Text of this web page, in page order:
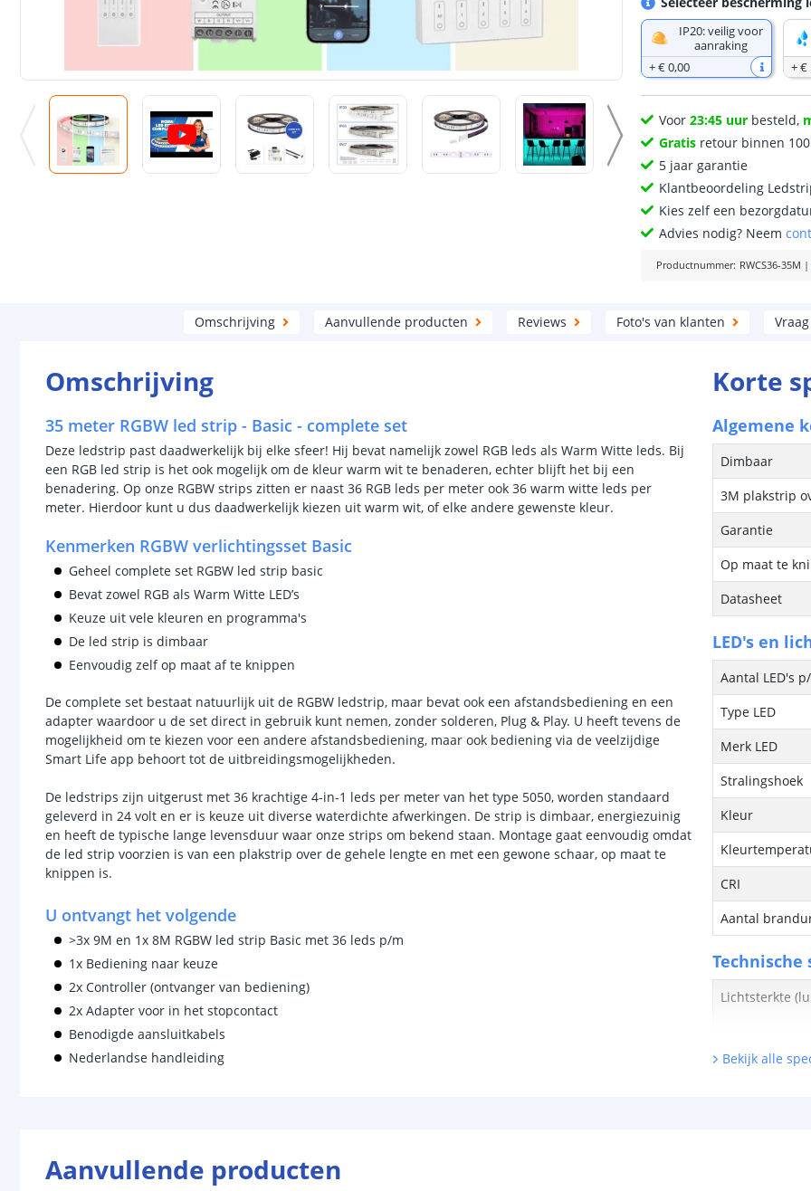
IP20: veilig voor
aanraking
+€ 0,00
+€
Voor23:45 uur besteld,
Gratis retour binnen
5 jaar garantie
Klantbeoordeling
Kies zelf een
Advies nodig? Neem
Productnummer: RWCS36-35M |
Omschrijving Aanvullende producten Reviews Foto's van klanten
Omschrijving
35 meter RGBW led strip - Basic - complete set
Deze ledstrip past daadwerkelijk bij elke sfeer! Hij bevat namelijk zowel RGB leds als Warm Witte leds. Bij
een RGB led strip is het ook mogelijk om de kleur warm wit te benaderen, echter blijft het bij een
benadering. Op onze RGBW strips zitten er naast 36 RGB leds per meter ook 36 warm witte leds per
meter. Hierdoor kunt u dus daadwerkelijk kiezen uit warm wit, of elke andere gewenste kleur.
Kenmerken RGBW verlichtingsset Basic
Geheel complete set RGBW led strip basic
Bevat zowel RGB als Warm Witte LED’s
Keuze uit vele kleuren en programma's
De led strip is dimbaar
Eenvoudig zelf op maat af te knippen
De complete set bestaat natuurlijk uit de RGBW ledstrip, maar bevat ook een afstandsbediening en een
adapter waardoor u de set direct in gebruik kunt nemen, zonder solderen, Plug & Play. U heeft tevens de
mogelijkheid om te kiezen voor een andere afstandsbediening, maar ook bediening via de veelzijdige
Smart Life app behoort tot de uitbreidingsmogelijkheden.
De ledstrips zijn uitgerust met 36 krachtige 4-in-1 leds per meter van het type 5050, worden standaard
geleverd in 24 volt en er is keuze uit diverse waterdichte afwerkingen. De strip is dimbaar, energiezuinig
en heeft de typische lange levensduur waar onze strips om bekend staan. Montage gaat eenvoudig omdat
de led strip voorzien is van een plakstrip over de gehele lengte en met een gewone schaar, op maat te
knippen is.
U ontvangt het volgende
>3x 9M en 1x 8M RGBW led strip Basic met 36 leds p/m
1x Bediening naar keuze
2x Controller (ontvanger van bediening)
2x Adapter voor in het stopcontact
Benodigde aansluitkabels
Nederlandse handleiding
Korte
Algemene
Dimbaar
3M plakstrip
Garantie
Op maat te
Datasheet
LED's en
Aantal LED's
Type LED
Merk LED
Stralingshoek
Kleur
CRI
Aantal
Technische
Lichtsterkte
Bekijk alle
Aanvullende producten